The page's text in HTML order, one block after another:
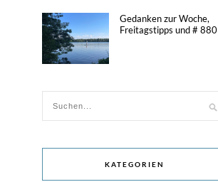
Gedanken zur Woche,
Freitagstipps und # 880
KATEGORIEN